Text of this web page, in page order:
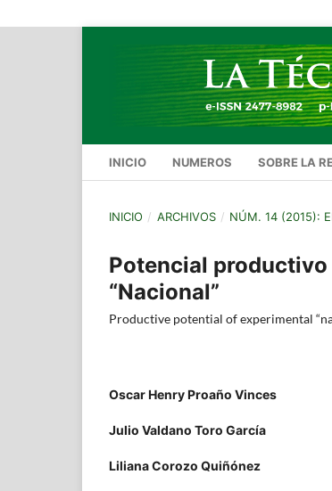
INICIO NUMEROS SOBRE LA
INICIO / ARCHIVOS / NÚM. 14 (2015):
Potencial
“Nacional”
Productive potential of experimental
Oscar Henry Proaño Vinces
Julio Valdano Toro García
Liliana Corozo Quiñónez